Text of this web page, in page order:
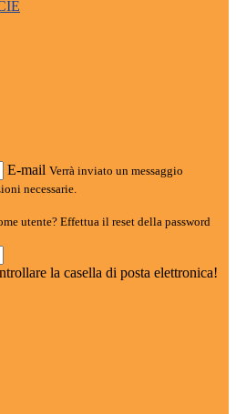
E-mail Verrà inviato un messaggio
necessarie.
utente? Effettua il reset della password
la casella di posta elettronica!